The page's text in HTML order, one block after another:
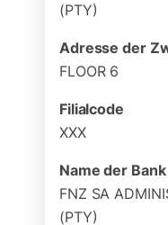
(PTY)
Adresse der
FLOOR 6
Filialcode
XXX
Name der Bank
FNZ SA
(PTY)